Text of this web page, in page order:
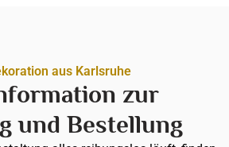
aus Karlsruhe
zur
und Bestellung